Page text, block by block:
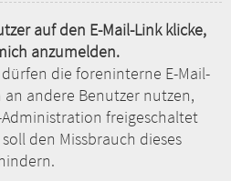
auf den E-Mail-Link klicke,
anzumelden.
die foreninterne E-Mail-
andere Benutzer nutzen,
freigeschaltet
den Missbrauch dieses